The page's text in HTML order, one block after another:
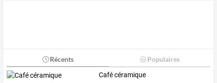
Récents Populaires
Café céramique